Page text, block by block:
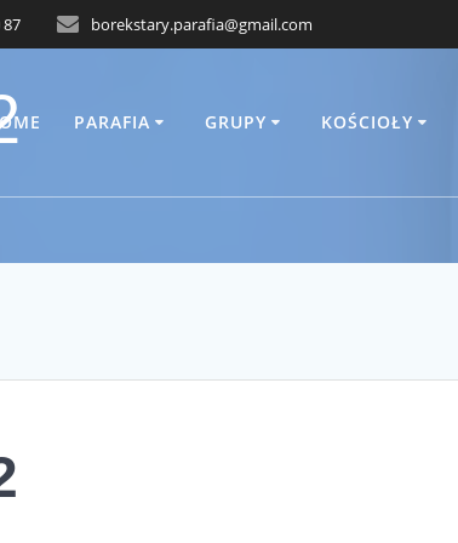
87 borekstary.parafia@gmail.com
PARAFIA GRUPY KOŚCIOŁY